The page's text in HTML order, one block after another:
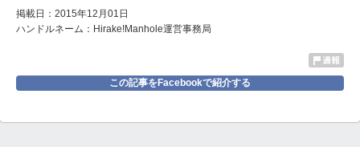
掲載日：2015年12月01日
ハンドルネーム：Hirake!Manhole運営事務局
この記事をFacebookで紹介する